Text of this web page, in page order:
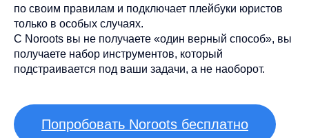
по своим правилам и подключает плейбуки юристов
только в особых случаях.
С Noroots вы не получаете «один верный способ», вы
получаете набор инструментов, который
подстраивается под ваши задачи, а не наоборот.
Попробовать Noroots бесплатно